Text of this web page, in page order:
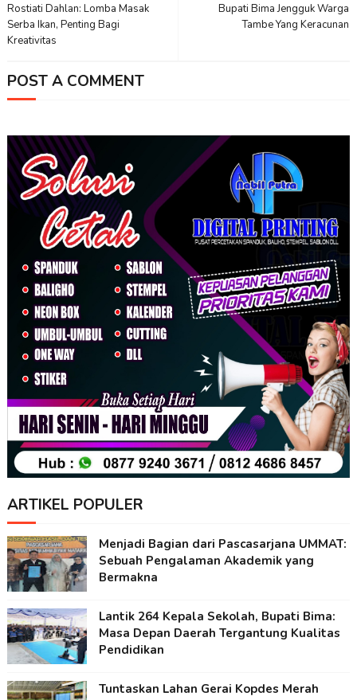
Bupati Bima Jengguk Warga
Tambe Yang Keracunan
Rostiati Dahlan: Lomba Masak
Serba Ikan, Penting Bagi
Kreativitas
POST A COMMENT
ARTIKEL POPULER
Menjadi Bagian dari Pascasarjana UMMAT:
Sebuah Pengalaman Akademik yang
Bermakna
Lantik 264 Kepala Sekolah, Bupati Bima:
Masa Depan Daerah Tergantung Kualitas
Pendidikan
Tuntaskan Lahan Gerai Kopdes Merah